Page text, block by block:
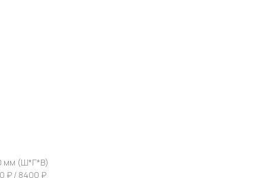
мм (Ш*Г*В)
₽ / 8400 ₽